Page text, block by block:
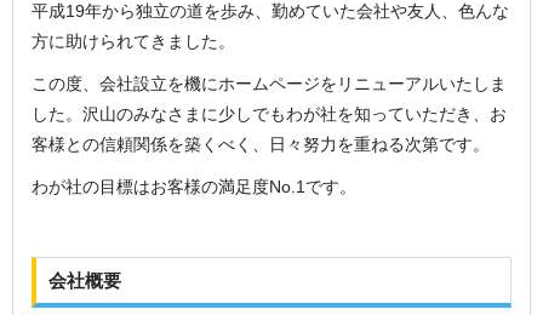
平成19年から独立の道を歩み、勤めていた会社や友人、色んな
方に助けられてきました。
この度、会社設立を機にホームページをリニューアルいたしま
した。沢山のみなさまに少しでもわが社を知っていただき、お
客様との信頼関係を築くべく、日々努力を重ねる次第です。
わが社の目標はお客様の満足度No.1です。
会社概要